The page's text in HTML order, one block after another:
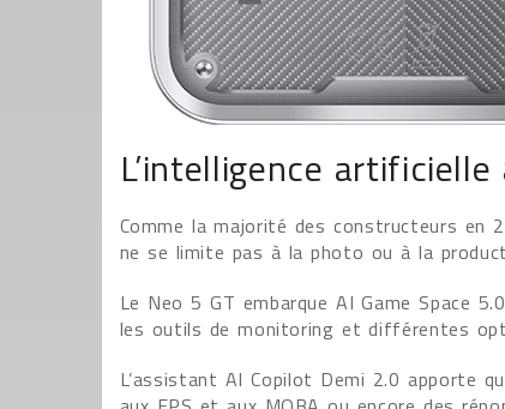
L’intelligence
Comme la majorité des constructeurs en
ne se limite pas à la photo ou à la
Le Neo 5 GT embarque AI Game Space
les outils de monitoring et différentes
L’assistant AI Copilot Demi 2.0 apporte